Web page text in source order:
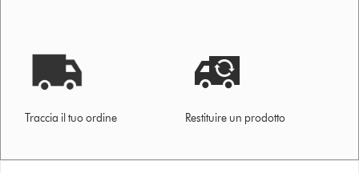
Traccia il tuo ordine Restituire un prodotto